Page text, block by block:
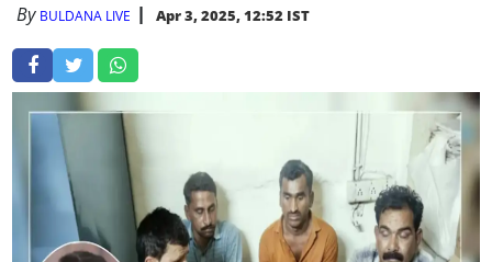
By BULDANA LIVE Apr 3, 2025, 12:52 IST